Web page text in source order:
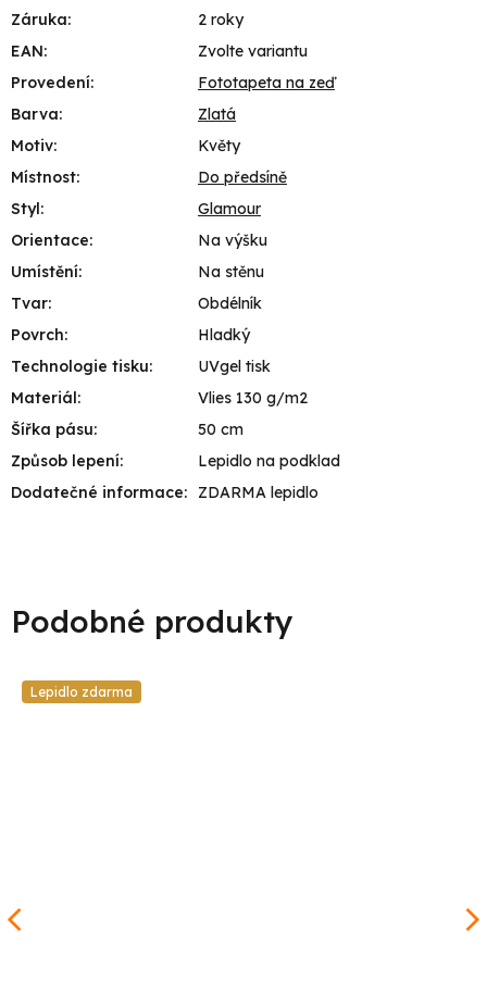
Záruka:
2 roky
EAN:
Zvolte variantu
Provedení:
Fototapeta na zeď
Barva:
Zlatá
Motiv:
Květy
Místnost:
Do předsíně
Styl:
Glamour
Orientace:
Na výšku
Umístění:
Na stěnu
Tvar:
Obdélník
Povrch:
Hladký
Technologie tisku:
UVgel tisk
Materiál:
Vlies 130 g/m2
Šířka pásu:
50 cm
Způsob lepení:
Lepidlo na podklad
Dodatečné informace: ZDARMA lepidlo
Lepidlo zdarma